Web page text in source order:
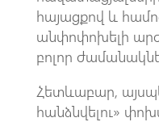
հայացքով և
անփոփոխելի
բոլոր
Հետևաբար,
հանձնվելու»